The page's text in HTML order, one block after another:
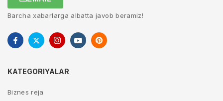
Barcha xabarlarga albatta javob beramiz!
KATEGORIYALAR
Biznes reja